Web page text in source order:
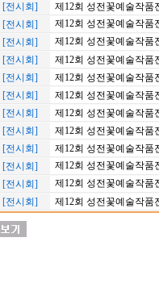
[전시회] 제12회 성전꽃예술작품
[전시회] 제12회 성전꽃예술작품
[전시회] 제12회 성전꽃예술작품
[전시회] 제12회 성전꽃예술작품
[전시회] 제12회 성전꽃예술작품
[전시회] 제12회 성전꽃예술작품
[전시회] 제12회 성전꽃예술작품
[전시회] 제12회 성전꽃예술작품
[전시회] 제12회 성전꽃예술작품
[전시회] 제12회 성전꽃예술작품
[전시회] 제12회 성전꽃예술작품
[전시회] 제12회 성전꽃예술작품